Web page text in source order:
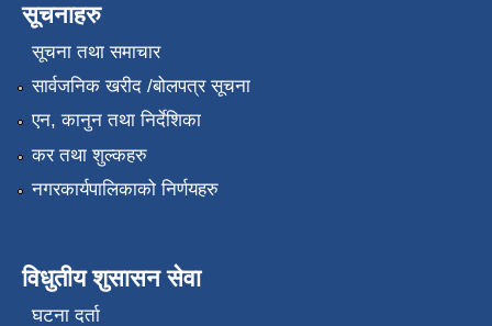
सूचनाहरु
सूचना तथा समाचार
सार्वजनिक खरीद /बोलपत्र सूचना
एन, कानुन तथा निर्देशिका
कर तथा शुल्कहरु
नगरकार्यपालिकाको निर्णयहरु
विधुतीय शुसासन सेवा
घटना दर्ता